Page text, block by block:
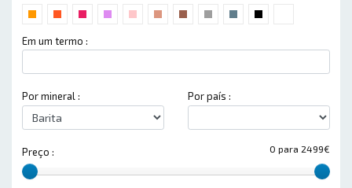
Em um termo :
Por mineral : Por país :
0 para 2499€
Preço :